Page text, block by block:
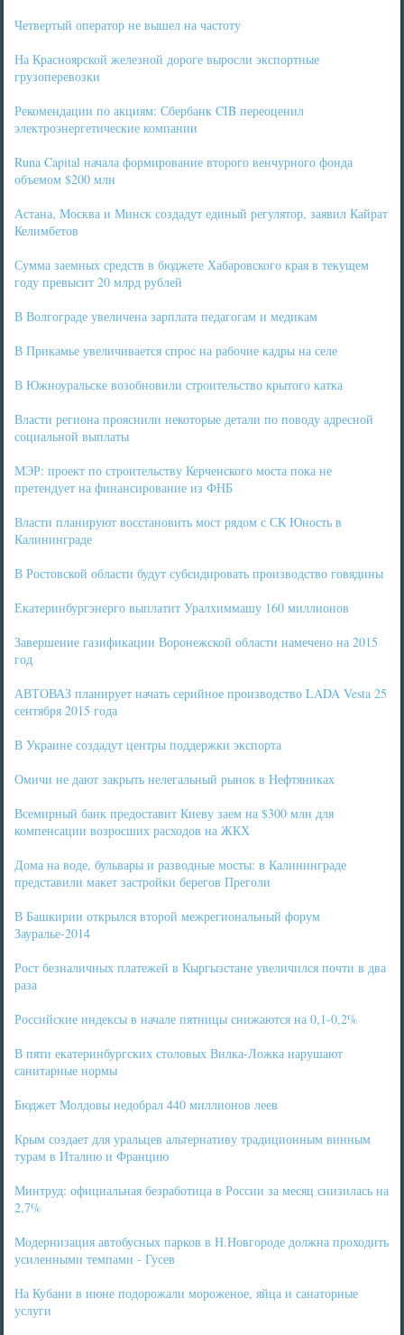
Четвертый оператор не вышел на частоту
На Красноярской железной дороге выросли экспортные
грузоперевозки
Рекомендации по акциям: Сбербанк CIB переоценил
электроэнергетические компании
Runa Capital начала формирование второго венчурного фонда
объемом $200 млн
Астана, Москва и Минск создадут единый регулятор, заявил Кайрат
Келимбетов
Сумма заемных средств в бюджете Хабаровского края в текущем
году превысит 20 млрд рублей
В Волгограде увеличена зарплата педагогам и медикам
В Прикамье увеличивается спрос на рабочие кадры на селе
В Южноуральске возобновили строительство крытого катка
Власти региона прояснили некоторые детали по поводу адресной
социальной выплаты
МЭР: проект по строительству Керченского моста пока не
претендует на финансирование из ФНБ
Власти планируют восстановить мост рядом с СК Юность в
Калининграде
В Ростовской области будут субсидировать производство говядины
Екатеринбургэнерго выплатит Уралхиммашу 160 миллионов
Завершение газификации Воронежской области намечено на 2015
год
АВТОВАЗ планирует начать серийное производство LADA Vesta 25
сентября 2015 года
В Украине создадут центры поддержки экспорта
Омичи не дают закрыть нелегальный рынок в Нефтяниках
Всемирный банк предоставит Киеву заем на $300 млн для
компенсации возросших расходов на ЖКХ
Дома на воде, бульвары и разводные мосты: в Калининграде
представили макет застройки берегов Преголи
В Башкирии открылся второй межрегиональный форум
Зауралье-2014
Рост безналичных платежей в Кыргызстане увеличился почти в два
раза
Российские индексы в начале пятницы снижаются на 0,1-0,2%
В пяти екатеринбургских столовых Вилка-Ложка нарушают
санитарные нормы
Бюджет Молдовы недобрал 440 миллионов леев
Крым создает для уральцев альтернативу традиционным винным
турам в Италию и Францию
Минтруд: официальная безработица в России за месяц снизилась на
2,7%
Модернизация автобусных парков в Н.Новгороде должна проходить
усиленными темпами - Гусев
На Кубани в июне подорожали мороженое, яйца и санаторные
услуги